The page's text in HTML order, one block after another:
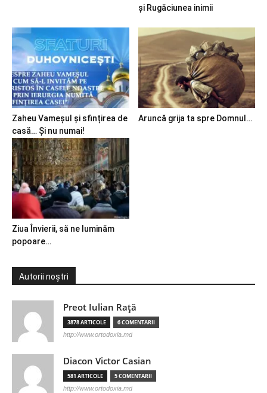
și Rugăciunea inimii
Zaheu Vameșul și sfințirea de
casă… Și nu numai!
Aruncă grija ta spre Domnul…
Ziua Învierii, să ne luminăm
popoare…
Autorii noștri
Preot Iulian Raţă
3878 ARTICOLE 6 COMENTARII
http://www.ortodoxia.md
Diacon Victor Casian
581 ARTICOLE 5 COMENTARII
http://www.ortodoxia.md